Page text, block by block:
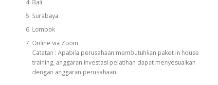
Bali
Surabaya
Lombok
Online via Zoom
Catatan : Apabila perusahaan membutuhkan paket in house
training, anggaran investasi pelatihan dapat menyesuaikan
dengan anggaran perusahaan.